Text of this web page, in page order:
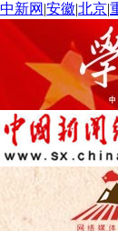
中新网 |安徽|北京|